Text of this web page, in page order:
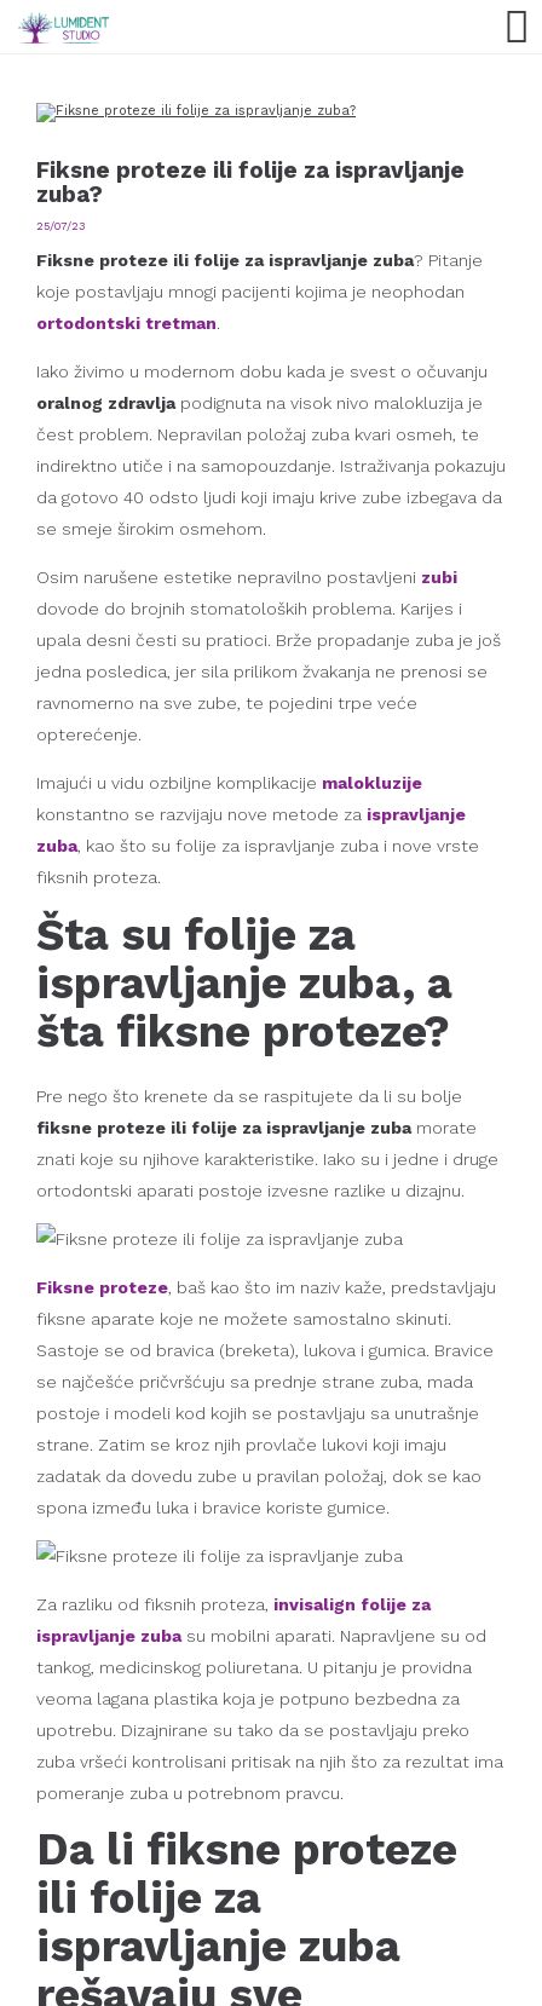
Fiksne proteze ili folije za ispravljanje
zuba?
25/07/23
Fiksne proteze ili folije za ispravljanje zuba? Pitanje
koje postavljaju mnogi pacijenti kojima je neophodan
ortodontski tretman.
Iako živimo u modernom dobu kada je svest o očuvanju
oralnog zdravljapodignuta na visok nivo malokluzija je
čest problem. Nepravilan položaj zuba kvari osmeh, te
indirektno utiče i na samopouzdanje. Istraživanja pokazuju
da gotovo 40 odsto ljudi koji imaju krive zube izbegava da
se smeje širokim osmehom.
Osim narušene estetike nepravilno postavljeni zubi
dovode do brojnih stomatoloških problema. Karijes i
upala desni česti su pratioci. Brže propadanje zuba je još
jedna posledica, jer sila prilikom žvakanja ne prenosi se
ravnomerno na sve zube, te pojedini trpe veće
opterećenje.
Imajući u vidu ozbiljne komplikacije malokluzije
konstantno se razvijaju nove metode za ispravljanje
zuba, kao što su folije za ispravljanje zuba i nove vrste
fiksnih proteza.
Šta su folije za
ispravljanje zuba, a
šta fiksne proteze?
Pre nego što krenete da se raspitujete da li su bolje
fiksne proteze ili folije za ispravljanje zubamorate
znati koje su njihove karakteristike. Iako su i jedne i druge
ortodontski aparati postoje izvesne razlike u dizajnu.
Fiksne proteze , baš kao što im naziv kaže, predstavljaju
fiksne aparate koje ne možete samostalno skinuti.
Sastoje se od bravica (breketa), lukova i gumica. Bravice
se najčešće pričvršćuju sa prednje strane zuba, mada
postoje i modeli kod kojih se postavljaju sa unutrašnje
strane. Zatim se kroz njih provlače lukovi koji imaju
zadatak da dovedu zube u pravilan položaj, dok se kao
spona između luka i bravice koriste gumice.
Za razliku od fiksnih proteza, invisalign folije za
ispravljanje zubasu mobilni aparati. Napravljene su od
tankog, medicinskog poliuretana. U pitanju je providna
veoma lagana plastika koja je potpuno bezbedna za
upotrebu. Dizajnirane su tako da se postavljaju preko
zuba vršeći kontrolisani pritisak na njih što za rezultat ima
pomeranje zuba u potrebnom pravcu.
Da li fiksne proteze
ili folije za
ispravljanje zuba
rešavaju sve